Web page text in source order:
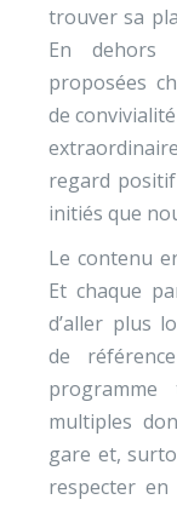
trouver sa
En dehors
proposées
de
regard
initiés que
Le contenu
Et chaque
d’aller plus
de
multiples
gare et,
respecter